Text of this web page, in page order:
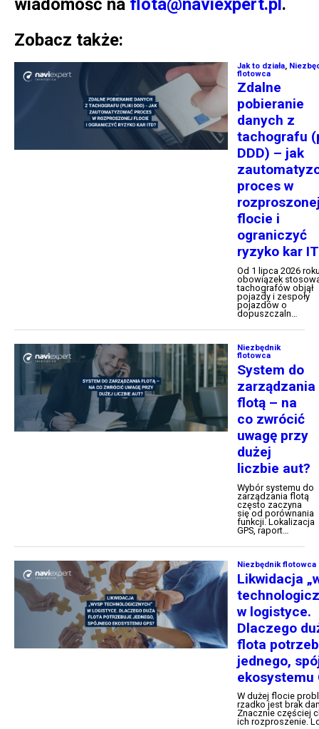
wiadomość na flota@naviexpert.pl .
Zobacz także: